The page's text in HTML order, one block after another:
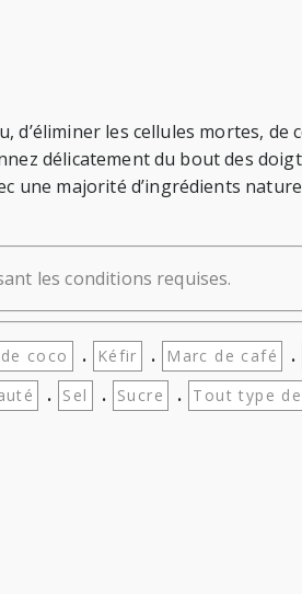
les cellules mortes,
délicatement du bout des
majorité d’ingrédients
les conditions requises.
coco . Kéfir . Marc de café .
. Sel . Sucre . Tout type